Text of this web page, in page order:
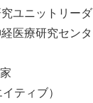
ユニットリーダ
医療研究セン
ティブ）